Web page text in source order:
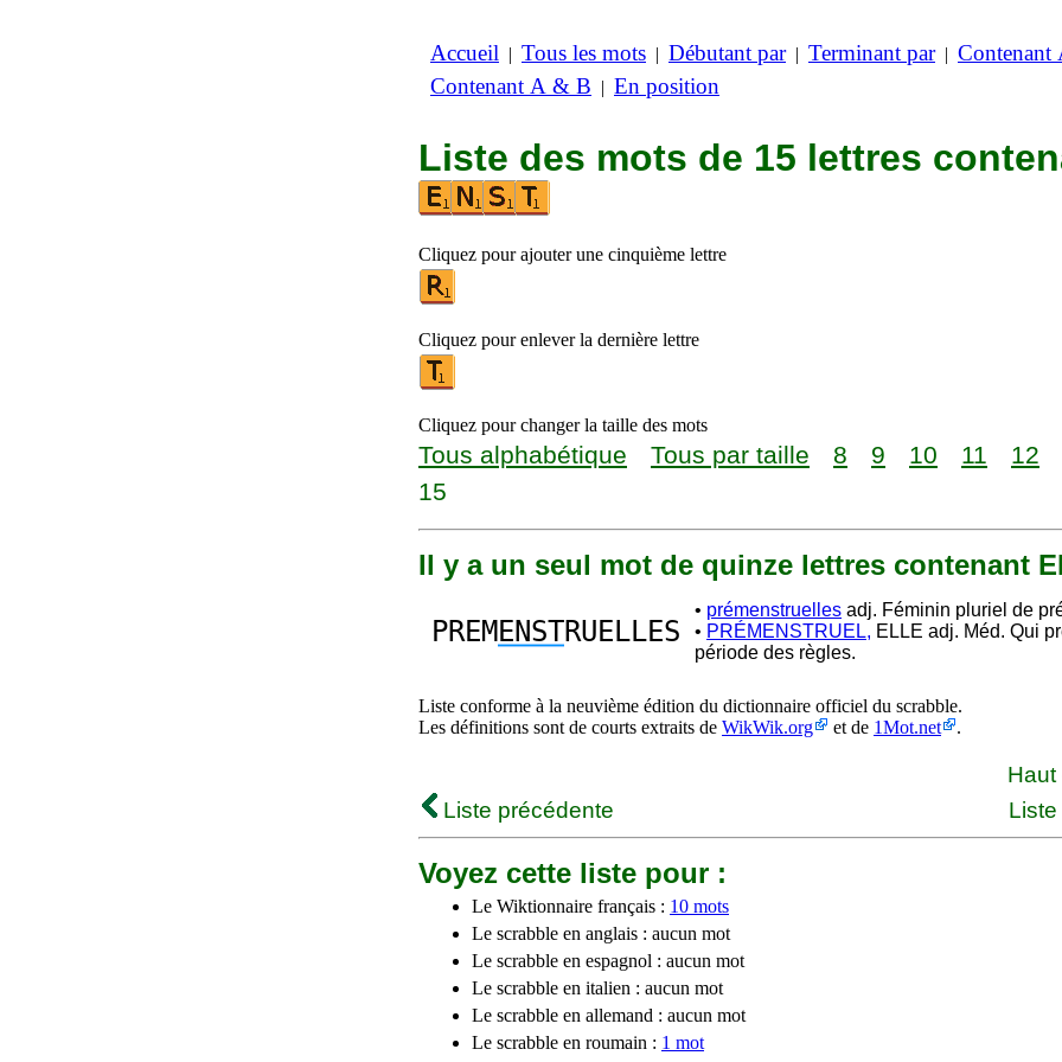
Accueil | Tous les mots | Débutant par| Terminant par| Contenant
Contenant A & B | En position
Liste des mots de 15 lettres
Cliquez pour ajouter une cinquième lettre
Cliquez pour enlever la dernière lettre
Cliquez pour changer la taille des mots
Tous alphabétique Tous par taille 8 9 10 11 12
15
Il y a un seul mot de quinze lettres contenant
PREM ENSTRUELLES
• prémenstruelles adj. Féminin pluriel de
• PRÉMENSTRUEL, ELLE adj. Méd. Qui
période des règles.
Liste conforme à la neuvième édition du dictionnaire officiel du scrabble.
Les définitions sont de courts extraits de WikWik.org et de 1Mot.net .
Haut
Liste précédente
Voyez cette liste pour :
Le Wiktionnaire français : 10 mots
Le scrabble en anglais : aucun mot
Le scrabble en espagnol : aucun mot
Le scrabble en italien : aucun mot
Le scrabble en allemand : aucun mot
Le scrabble en roumain : 1 mot